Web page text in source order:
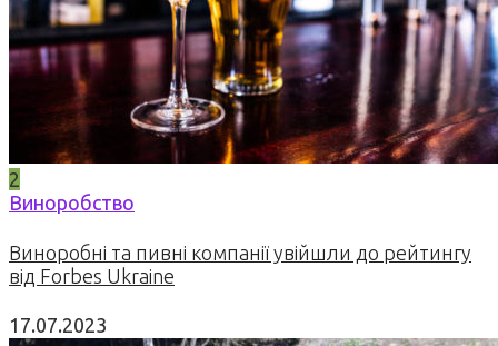
2
Виноробство
Виноробні та пивні компанії увійшли до рейтингу
від Forbes Ukraine
17.07.2023